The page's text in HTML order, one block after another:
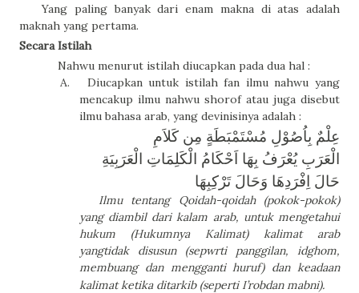
Yang paling banyak dari enam makna di atas adalah
maknah yang pertama.
Secara Istilah
Nahwu menurut istilah diucapkan pada dua hal :
A.
Diucapkan untuk istilah fan ilmu nahwu yang
mencakup ilmu nahwu shorof atau juga disebut
ilmu bahasa arab, yang devinisinya adalah :
عِلْمٌ بِاُصُوْلِ مُسْتَمْبَطَةٍ مِن كَلاَمِ
الْعَرَبِ يُعْرَفُ بِهَا اَحْكَامُ الْكَلِمَاتِ الْعَرَبِيَةِ
حَالَ اِفْرَدِهَا وَحَالَ تَرْكِبِهَا
Ilmu tentang Qoidah-qoidah (pokok-pokok)
yang diambil dari kalam arab, untuk mengetahui
hukum (Hukumnya Kalimat) kalimat arab
yangtidak disusun (sepwrti panggilan, idghom,
membuang dan mengganti huruf) dan keadaan
kalimat ketika ditarkib (seperti I’robdan mabni).